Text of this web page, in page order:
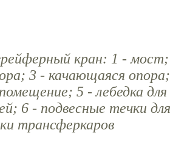
кран: 1 - мост;
3 - качающаяся опора;
5 - лебедка для
6 - подвесные течки для
трансферкаров